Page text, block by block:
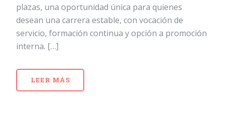
plazas, una oportunidad única para quienes
desean una carrera estable, con vocación de
servicio, formación continua y opción a promoción
interna. […]
LEER MÁS